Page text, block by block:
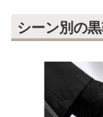
シーン別の